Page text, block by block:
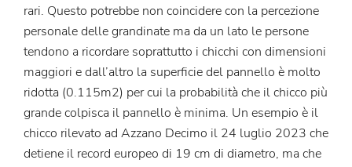
rari. Questo potrebbe non coincidere con la percezione
personale delle grandinate ma da un lato le persone
tendono a ricordare soprattutto i chicchi con dimensioni
maggiori e dall’altro la superficie del pannello è molto
ridotta (0.115m2) per cui la probabilità che il chicco più
grande colpisca il pannello è minima. Un esempio è il
chicco rilevato ad Azzano Decimo il 24 luglio 2023 che
detiene il record europeo di 19 cm di diametro, ma che